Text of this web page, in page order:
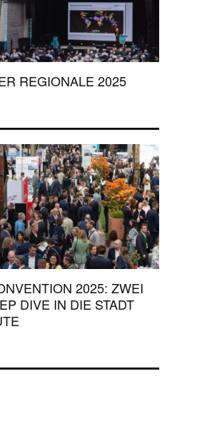
REGIONALE 2025
2025: ZWEI
DIVE IN DIE STADT